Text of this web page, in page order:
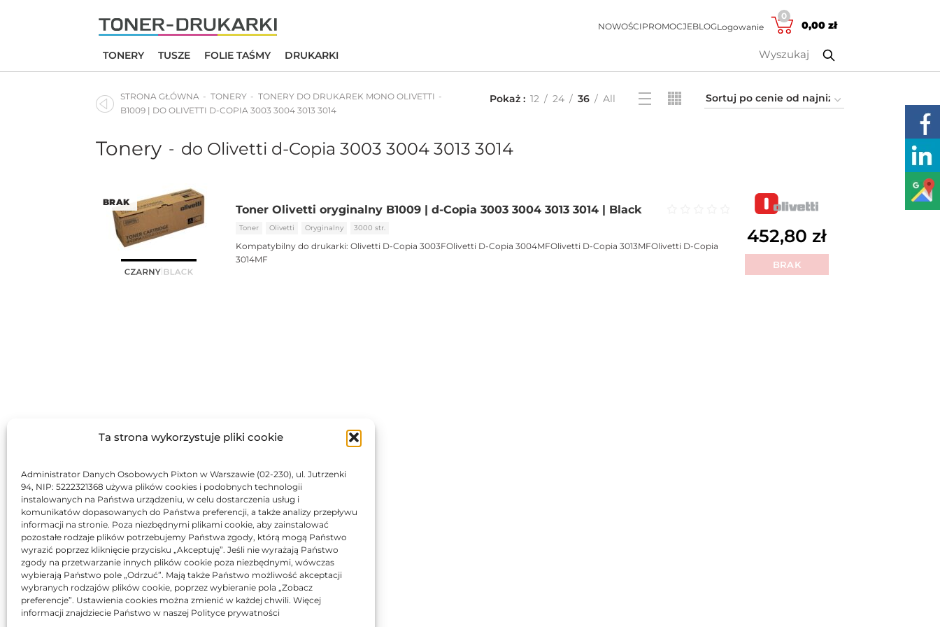
Ta strona wykorzystuje pliki cookie
Administrator Danych Osobowych Pixton w Warszawie (02-230), ul. Jutrzenki
94, NIP: 5222321368 używa plików cookies i podobnych technologii
instalowanych na Państwa urządzeniu, w celu dostarczenia usług i
komunikatów dopasowanych do Państwa preferencji, a także analizy przepływu
informacji na stronie. Poza niezbędnymi plikami cookie, aby zainstalować
pozostałe rodzaje plików potrzebujemy Państwa zgody, którą mogą Państwo
wyrazić poprzez kliknięcie przycisku „Akceptuję”. Jeśli nie wyrażają Państwo
zgody na przetwarzanie innych plików cookie poza niezbędnymi, wówczas
wybierają Państwo pole „Odrzuć”. Mają także Państwo możliwość akceptacji
wybranych rodzajów plików cookie, poprzez wybieranie pola „Zobacz
preferencje”. Ustawienia cookies można zmienić w każdej chwili. Więcej
informacji znajdziecie Państwo w naszej Polityce prywatności
NOWOŚCIPROMOCJEBLOGLogowanie
0
0,00 zł
TONERY TUSZE FOLIE TAŚMY DRUKARKI
STRONA GŁÓWNA TONERY
TONERY DO DRUKAREK MONO OLIVETTI
B1009 | DO OLIVETTI D-COPIA 3003 3004 3013 3014
Pokaż 12 24 36 All
Tonery - do Olivetti d-Copia 3003 3004 3013 3014
BRAK
Toner Olivetti oryginalny B1009 | d-Copia 3003 3004 3013 3014 | Black
Toner Olivetti Oryginalny 3000 str.
Kompatybilny do drukarki: Olivetti D-Copia 3003FOlivetti D-Copia 3004MFOlivetti D-Copia 3013MFOlivetti D-Copia
3014MF
452,80 zł
BRAK